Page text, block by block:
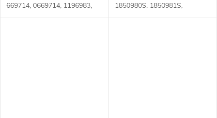
669714, 0669714, 1196983,
1315694, 1357276, 1504991,
1850980S, 1850981S,
36965030016, 36965030016S,